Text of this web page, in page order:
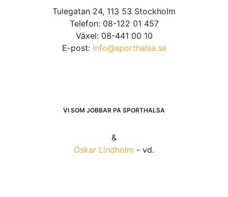
Tulegatan 24, 113 53 Stockholm
Telefon: 08-122 01 457
Växel: 08-441 00 10
E-post: info@sporthalsa.se
VI SOM JOBBAR PÅ SPORTHÄLSA
&
Oskar Lindholm - vd.